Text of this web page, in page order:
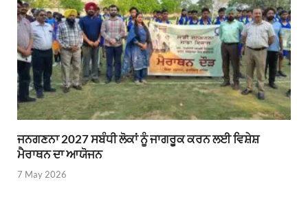
ਜਨਗਣਨਾ 2027 ਸਬੰਧੀ ਲੋਕਾਂ ਨੂੰ ਜਾਗਰੂਕ ਕਰਨ ਲਈ ਵਿਸ਼ੇਸ਼
ਮੈਰਾਥਨ ਦਾ ਆਯੋਜਨ
7 May 2026